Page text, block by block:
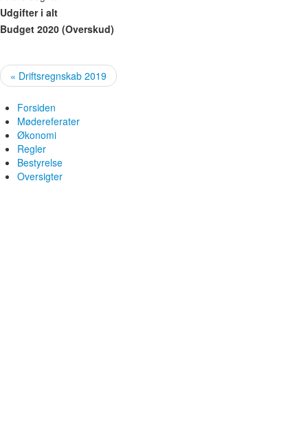
Udgifter i alt
Budget 2020 (Overskud)
« Driftsregnskab 2019
Forsiden
Mødereferater
Økonomi
Regler
Bestyrelse
Oversigter